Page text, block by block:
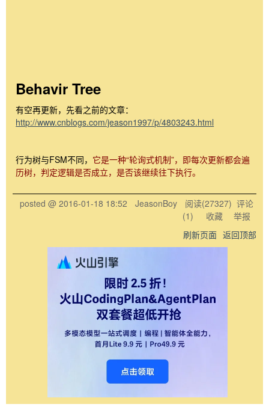
Behavir Tree
有空再更新，先看之前的文章：
http://www.cnblogs.com/jeason1997/p/4803243.html
行为树与FSM不同， 它是一种“轮询式机制”，即每次更新都会遍
历树，判定逻辑是否成立，是否该继续往下执行。
posted @ 2016-01-18 18:52 JeasonBoy 阅读(27327) 评论
(1) 收藏
举报
刷新页面 返回顶部